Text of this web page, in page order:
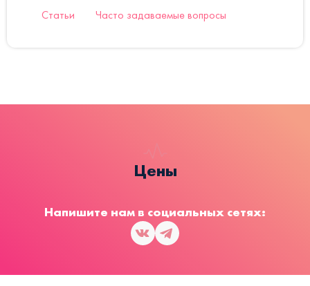
Статьи Часто задаваемые вопросы
Цены
Напишите нам в социальных сетях: